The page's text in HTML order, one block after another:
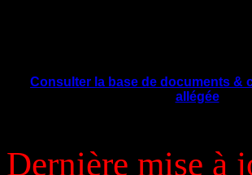
Consulter la base de documents &
allégée
Dernière mise à